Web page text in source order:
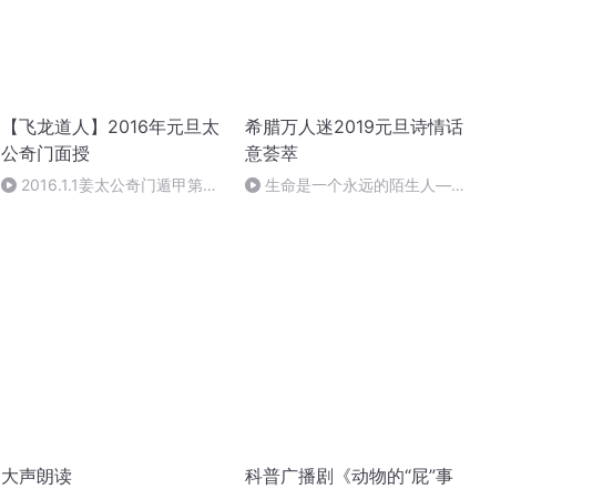
【飞龙道人】2016年元旦太
公奇门面授
2016.1.1姜太公奇门遁甲第一
希腊万人迷2019元旦诗情话
意荟萃
生命是一个永远的陌生人——
大声朗读
科普广播剧《动物的“屁”事